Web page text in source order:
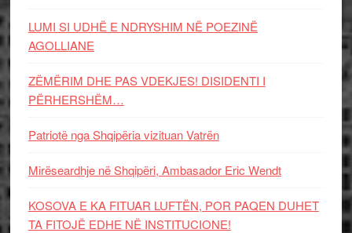
LUMI SI UDHË E NDRYSHIM NË POEZINË
AGOLLIANE
ZËMËRIM DHE PAS VDEKJES! DISIDENTI I
PËRHERSHËM…
Patriotë nga Shqipëria vizituan Vatrën
Mirëseardhje në Shqipëri, Ambasador Eric Wendt
KOSOVA E KA FITUAR LUFTËN, POR PAQEN DUHET
TA FITOJË EDHE NË INSTITUCIONE!